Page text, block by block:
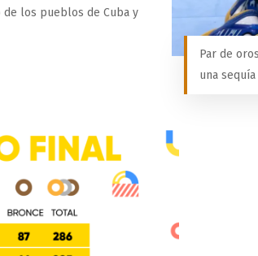
Par de
una
los pueblos de Cuba y